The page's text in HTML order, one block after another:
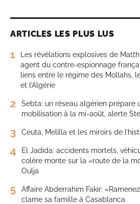
ARTICLES LES PLUS LUS
1
Les révélations explosives de
agent du contre-espionnage
liens entre le régime des Mollahs,
et l’Algérie
2
Sebta: un réseau algérien prépare
mobilisation à la mi-août, alerte
3 Ceuta, Melilla et les miroirs de
4
El Jadida: accidents mortels,
colère monte sur la «route de la
Oulja
5
Affaire Abderrahim Fakir:
clame sa famille à Casablanca